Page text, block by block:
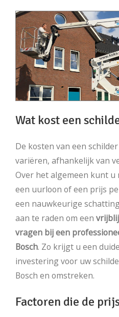
Wat kost een
De kosten van een
variëren, afhankelijk van
Over het algemeen kunt
een uurloon of een prijs
een nauwkeurige
aan te raden om een
vragen bij een
Bosch. Zo krijgt u een
investering voor uw
Bosch en omstreken.
Factoren die de